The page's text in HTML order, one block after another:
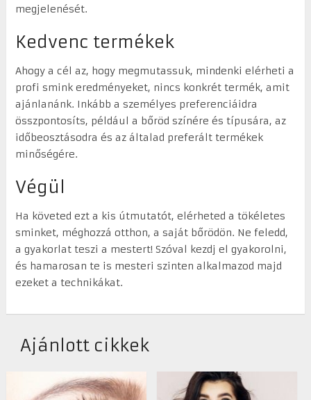
megjelenését.
Kedvenc termékek
Ahogy a cél az, hogy megmutassuk, mindenki elérheti a
profi smink eredményeket, nincs konkrét termék, amit
ajánlanánk. Inkább a személyes preferenciáidra
összpontosíts, például a bőröd színére és típusára, az
időbeosztásodra és az általad preferált termékek
minőségére.
Végül
Ha követed ezt a kis útmutatót, elérheted a tökéletes
sminket, méghozzá otthon, a saját bőrödön. Ne feledd,
a gyakorlat teszi a mestert! Szóval kezdj el gyakorolni,
és hamarosan te is mesteri szinten alkalmazod majd
ezeket a technikákat.
Ajánlott cikkek